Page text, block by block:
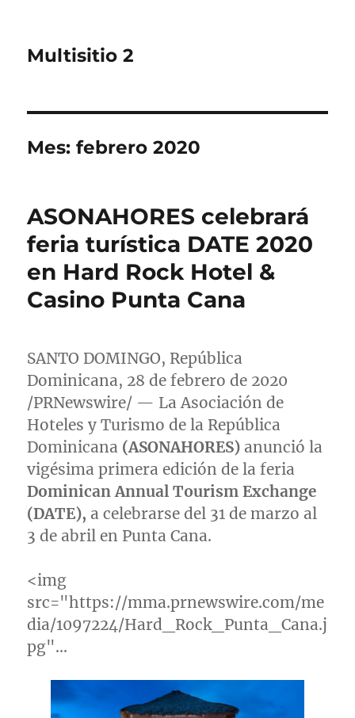
Multisitio 2
Mes:febrero 2020
ASONAHORES celebrará
feria turística DATE 2020
en Hard Rock Hotel &
Casino Punta Cana
SANTO DOMINGO, República
Dominicana, 28 de febrero de 2020
/PRNewswire/ — La Asociación de
Hoteles y Turismo de la República
Dominicana (ASONAHORES) anunció la
vigésima primera edición de la feria
Dominican Annual Tourism Exchange
(DATE), a celebrarse del 31 de marzo al
3 de abril en Punta Cana.
<img
src="https://mma.prnewswire.com/me
dia/1097224/Hard_Rock_Punta_Cana.j
pg"…